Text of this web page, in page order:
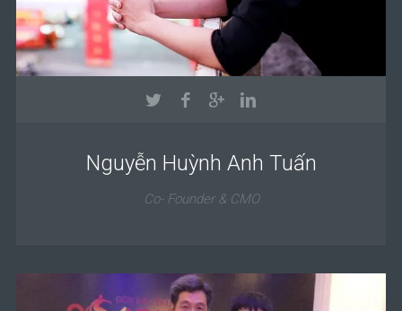
Nguyễn Huỳnh Anh Tuấn
Co- Founder & CMO